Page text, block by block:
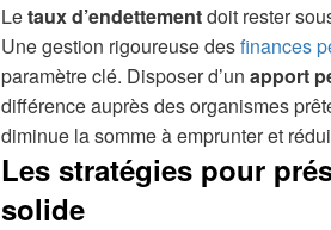
Letaux d’endettementdoit rester
Une gestion rigoureuse desfinances
paramètre clé. Disposer d’un apport
différence auprès des organismes
diminue la somme à emprunter et
Les stratégies pour
solide